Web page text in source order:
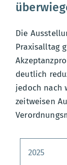
Die
Praxisalltag
deutlich
jedoch nach
zeitweisen